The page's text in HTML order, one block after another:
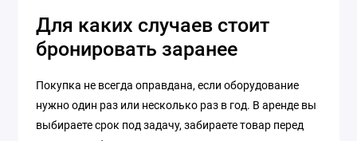
Для каких случаев стоит
бронировать заранее
Покупка не всегда оправдана, если оборудование
нужно один раз или несколько раз в год. В аренде вы
выбираете срок под задачу, забираете товар перед